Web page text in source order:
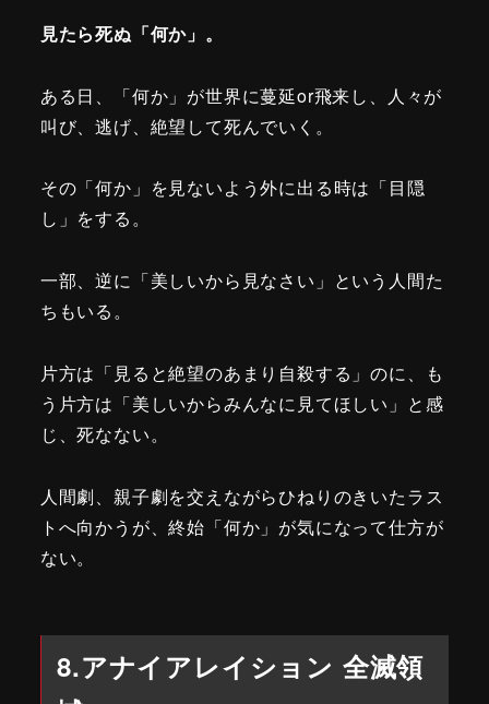
見たら死ぬ「何か」。
ある日、「何か」が世界に蔓延or飛来し、人々が
叫び、逃げ、絶望して死んでいく。
その「何か」を見ないよう外に出る時は「目隠
し」をする。
一部、逆に「美しいから見なさい」という人間た
ちもいる。
片方は「見ると絶望のあまり自殺する」のに、も
う片方は「美しいからみんなに見てほしい」と感
じ、死なない。
人間劇、親子劇を交えながらひねりのきいたラス
トへ向かうが、終始「何か」が気になって仕方が
ない。
8.アナイアレイション 全滅領